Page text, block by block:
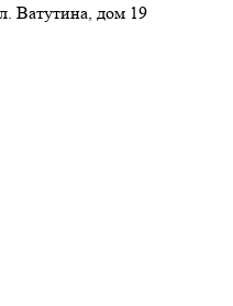
Ватутина, дом 19